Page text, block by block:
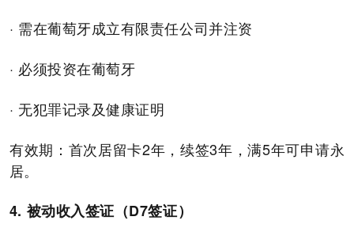
· 需在葡萄牙成立有限责任公司并注资
· 必须投资在葡萄牙
· 无犯罪记录及健康证明
有效期：首次居留卡2年，续签3年，满5年可申请永
居。
4. 被动收入签证（D7签证）